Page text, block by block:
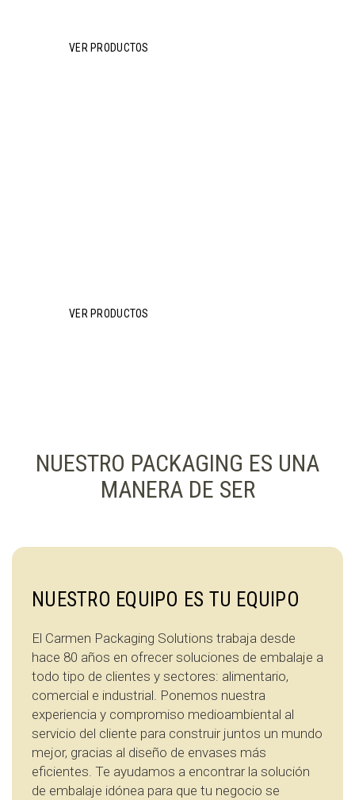
VER PRODUCTOS
VER PRODUCTOS
NUESTRO PACKAGING ES UNA
MANERA DE SER
NUESTRO EQUIPO ES TU EQUIPO
El Carmen Packaging Solutions trabaja desde
hace 80 años en ofrecer soluciones de embalaje a
todo tipo de clientes y sectores: alimentario,
comercial e industrial. Ponemos nuestra
experiencia y compromiso medioambiental al
servicio del cliente para construir juntos un mundo
mejor, gracias al diseño de envases más
eficientes. Te ayudamos a encontrar la solución
de embalaje idónea para que tu negocio se